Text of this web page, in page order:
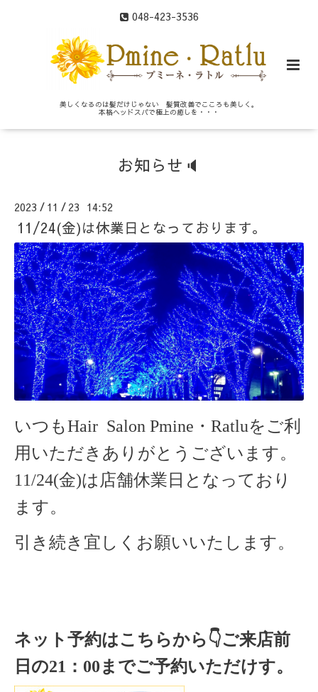
048-423-3536
美しくなるのは髪だけじゃない 髪質改善でこころも美しく。
本格ヘッドスパで極上の癒しを・・・
お知らせ🔈
2023 / 11 / 23 14:52
11/24(金)は休業日となっております。
いつもHair Salon Pmine・Ratluをご利
用いただきありがとうございます。
11/24(金)は店舗休業日となっており
ます。
引き続き宜しくお願いいたします。
ネット予約はこちらから👇ご来店前
日の21 ： 00までご予約いただけす。